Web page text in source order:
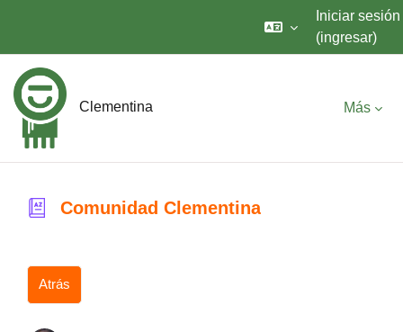
Iniciar sesión
(ingresar)
Clementina Más
Comunidad Clementina
Atrás